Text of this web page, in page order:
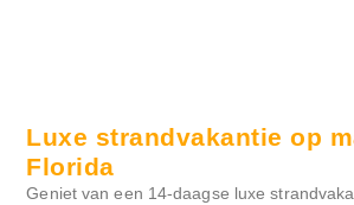
Luxe strandvakantie op
Florida
Geniet van een 14-daagse luxe